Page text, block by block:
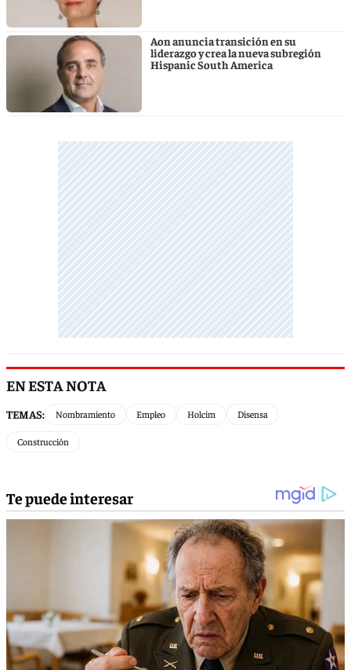
Aon anuncia transición en su
liderazgo y crea la nueva subregión
Hispanic South America
EN ESTA NOTA
TEMAS: Nombramiento Empleo Holcim Disensa
Construcción